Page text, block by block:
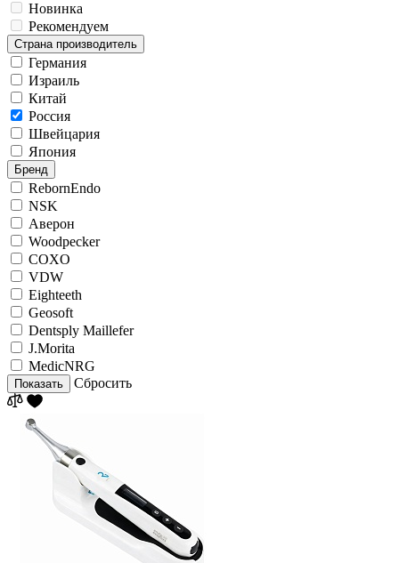
Новинка
Рекомендуем
Страна производитель
Германия
Израиль
Китай
Россия
Швейцария
Япония
Бренд
RebornEndo
NSK
Аверон
Woodpecker
COXO
VDW
Eighteeth
Geosoft
Dentsply Maillefer
J.Morita
MedicNRG
Показать Сбросить